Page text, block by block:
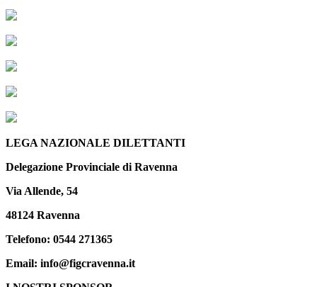
LEGA NAZIONALE DILETTANTI
Delegazione Provinciale di Ravenna
Via Allende, 54
48124 Ravenna
Telefono: 0544 271365
Email: info@figcravenna.it